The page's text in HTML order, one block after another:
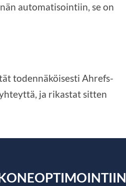
automatisointiin, se on
todennäköisesti Ahrefs-
ja rikastat sitten